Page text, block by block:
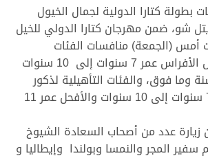
كتارا الدولية لجمال الخيول
شو، ضمن مهرجان كتارا الدولي للخيل
أمس (الجمعة) منافسات الفئات
التأهيلية لإناث الخيل الأفراس عمر 7 سنوات إلى 10 سنوات
عمر 11 سنة وما فوق، والفئات التأهيلية لذكور
الخيل، الأفحل عمر 7 سنوات إلى 10 سنوات والأفحل عمر 11
عدد من أصحاب السعادة الشيوخ
المجر والنمسا وبولندا وإيطاليا و